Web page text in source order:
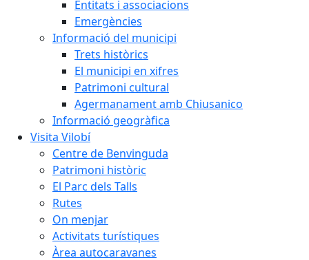
Entitats i associacions
Emergències
Informació del municipi
Trets històrics
El municipi en xifres
Patrimoni cultural
Agermanament amb Chiusanico
Informació geogràfica
Visita Vilobí
Centre de Benvinguda
Patrimoni històric
El Parc dels Talls
Rutes
On menjar
Activitats turístiques
Àrea autocaravanes